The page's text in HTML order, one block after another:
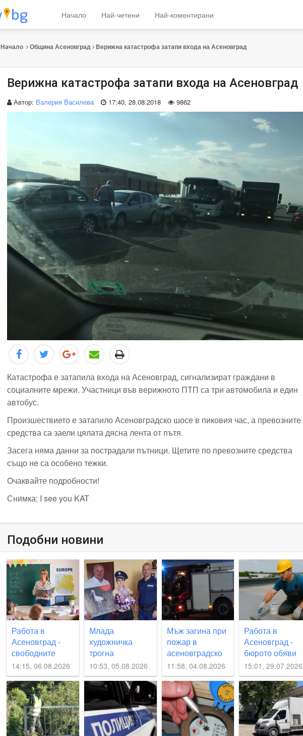
Начало Най-четени Най-коментирани
Начало Община Асеновград Верижна катастрофа затапи входа на Асеновград
Верижна катастрофа затапи входа на Асеновград
Автор: Валерия Василева 17:40, 28.08.2018 9862
Катастрофа е затапила входа на Асеновград, сигнализират граждани в
социалните мрежи. Участници във верижното ПТП са три автомобила и един
автобус.
Произшествието е затапило Асеновградско шосе в пиковия час, а превозните
средства са заели цялата дясна лента от пътя.
Засега няма данни за пострадали пътници. Щетите по превозните средства
също не са особено тежки.
Очаквайте подробности!
Снимка: I see you KAT
Подобни новини
Работа в
Асеновград -
свободните
места в
момента
14:15, 06.08.2026
Млада
художничка
трогна
полицаите,
спасили щъркел
от огнения ад
край
Асеновград
10:53, 05.08.2026
Мъж загина при
пожар в
асеновградско
село
11:58, 04.08.2026
Работа в
Асеновград -
бюрото обяви
свободните
позиции
15:01, 29.07.2026